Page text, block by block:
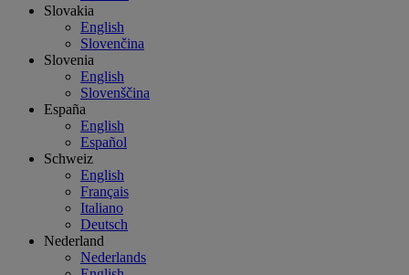
Slovakia
English
Slovenčina
Slovenia
English
Slovenščina
España
English
Español
Schweiz
English
Français
Italiano
Deutsch
Nederland
Nederlands